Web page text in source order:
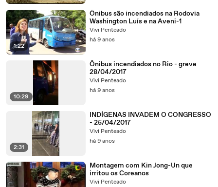
1:22
Ônibus são incendiados na Rodovia
Washington Luís e na Aveni-1
Vivi Penteado
há 9 anos
10:29
Ônibus incendiados no Rio - greve
28/04/2017
Vivi Penteado
há 9 anos
2:31
INDÍGENAS INVADEM O CONGRESSO
- 25/04/2017
Vivi Penteado
há 9 anos
Montagem com Kin Jong-Un que
irritou os Coreanos
Vivi Penteado